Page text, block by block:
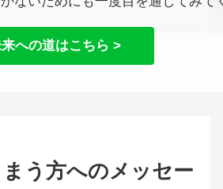
への道はこちら >
う方へのメッセー